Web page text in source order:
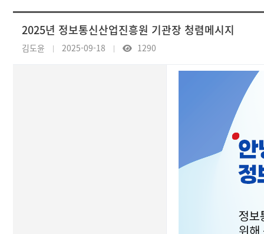
2025년 정보통신산업진흥원 기관장 청렴메시지
김도윤 2025-09-18 1290